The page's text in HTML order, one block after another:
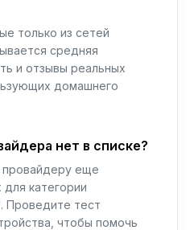
только из сетей
средняя
и отзывы реальных
домашнего
нет в списке?
еще
категории
Проведите тест
чтобы помочь